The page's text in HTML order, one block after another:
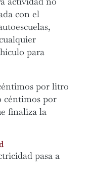
con el
para
por litro
céntimos por
finaliza la
pasa a